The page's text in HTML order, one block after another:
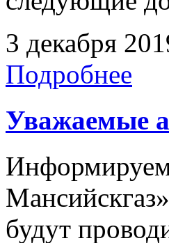
3 декабря
Подробнее
Уважаемые
будут